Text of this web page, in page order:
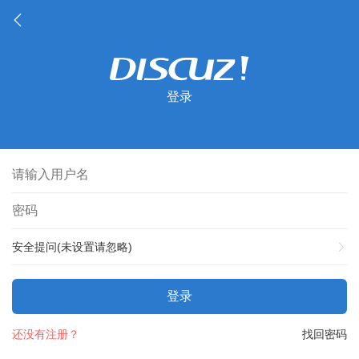
登录
安全提问(未设置请忽略)
登录
找回密码
还没有注册？